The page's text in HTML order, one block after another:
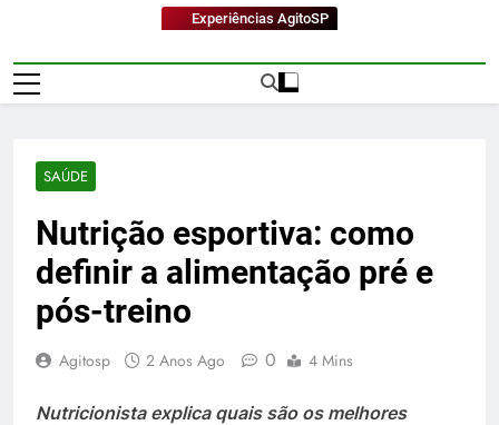
Experiências AgitoSP
SAÚDE
Nutrição esportiva: como
definir a alimentação pré e
pós-treino
Agitosp 2 Anos Ago 0 4 Mins
Nutricionista explica quais são os melhores